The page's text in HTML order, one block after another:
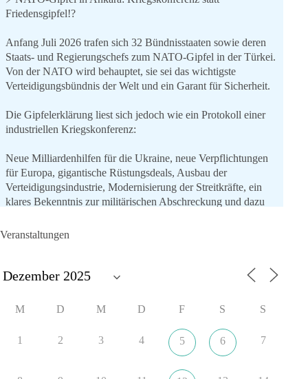
Friedensgipfel!?
Anfang Juli 2026 trafen sich 32 Bündnisstaaten sowie deren
Staats- und Regierungschefs zum NATO-Gipfel in der Türkei.
Von der NATO wird behauptet, sie sei das wichtigste
Verteidigungsbündnis der Welt und ein Garant für Sicherheit.
Die Gipfelerklärung liest sich jedoch wie ein Protokoll einer
industriellen Kriegskonferenz:
Neue Milliardenhilfen für die Ukraine, neue Verpflichtungen
für Europa, gigantische Rüstungsdeals, Ausbau der
Verteidigungsindustrie, Modernisierung der Streitkräfte, ein
klares Bekenntnis zur militärischen Abschreckung und dazu
aus der NATO. Ein Gipfel, der mehr nach Rüstungsdeal als
nach Friedenspolitik klingt, wird niemals Sicherheit schaffen,
Veranstaltungen
M D M D F S S
1 2 3 4 5 6 7